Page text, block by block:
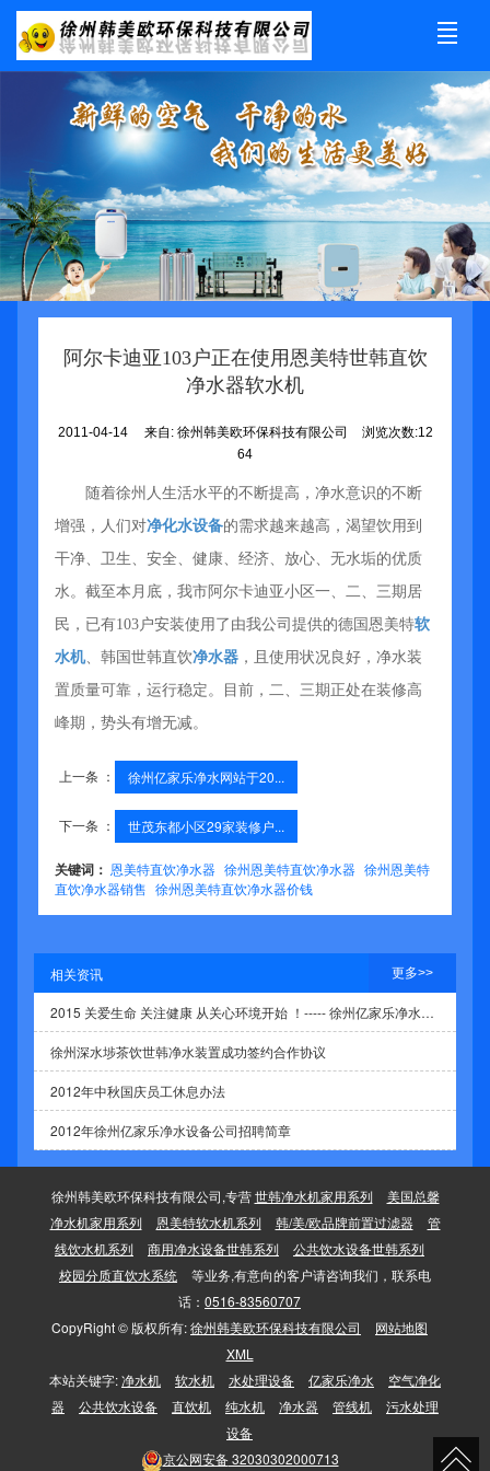
产品展示 新闻资讯 联系我们
阿尔卡迪亚103户正在使用恩美特世韩直饮
净水器软水机
2011-04-14 来自: 徐州韩美欧环保科技有限公司
浏览次数:12
64
随着徐州人生活水平的不断提高，净水意识的不断
增强，人们对净化水设备的需求越来越高，渴望饮用到
干净、卫生、安全、健康、经济、放心、无水垢的优质
水。截至本月底，我市阿尔卡迪亚小区一、二、三期居
民，已有103户安装使用了由我公司提供的德国恩美特软
水机、韩国世韩直饮净水器，且使用状况良好，净水装
置质量可靠，运行稳定。目前，二、三期正处在装修高
峰期，势头有增无减。
上一条 ： 徐州亿家乐净水网站于20...
下一条 ： 世茂东都小区29家装修户...
关键词： 恩美特直饮净水器 徐州恩美特直饮净水器 徐州恩美特
直饮净水器销售 徐州恩美特直饮净水器价钱
相关资讯 更多>>
2015 关爱生命 关注健康 从关心环境开始 ！----- 徐州亿家乐净水2015新年献辞
徐州深水埗茶饮世韩净水装置成功签约合作协议
2012年中秋国庆员工休息办法
2012年徐州亿家乐净水设备公司招聘简章
徐州韩美欧环保科技有限公司,专营世韩净水机家用系列
美国总馨
净水机家用系列
恩美特软水机系列 韩/美/欧品牌前置过滤器
管
线饮水机系列
商用净水设备世韩系列
公共饮水设备世韩系列
校园分质直饮水系统
等业务,有意向的客户请咨询我们，联系电
话： 0516-83560707
CopyRight © 版权所有:徐州韩美欧环保科技有限公司
网站地图
XML
本站关键字:净水机 软水机 水处理设备 亿家乐净水
空气净化
器
公共饮水设备 直饮机 纯水机 净水器 管线机
污水处理
设备
京公网安备32030302000713